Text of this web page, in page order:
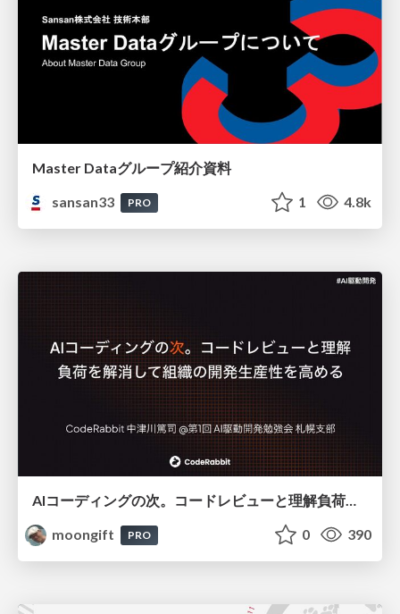
Master Dataグループ紹介資料
sansan33
PRO 1 4.8k
AIコーディングの次。コードレビューと理解負荷を解消して組織の開発生産性を高める
moongift
PRO 0 390